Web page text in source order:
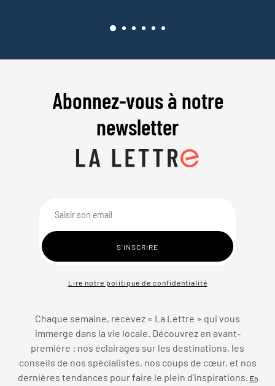
Abonnez-vous à notre
newsletter
Lire notre politique de confidentialité
Chaque semaine, recevez « La Lettre » qui vous
immerge dans la vie locale. Découvrez en avant-
première : nos éclairages sur les destinations, les
conseils de nos spécialistes, nos coups de cœur, et nos
dernières tendances pour faire le plein d’inspirations.
En